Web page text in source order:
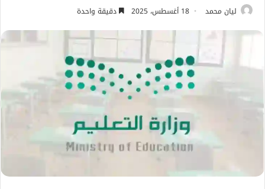
ليان محمد 18 أغسطس، 2025 دقيقة واحدة